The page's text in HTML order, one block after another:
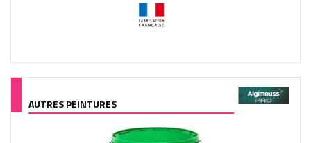
AUTRES PEINTURES